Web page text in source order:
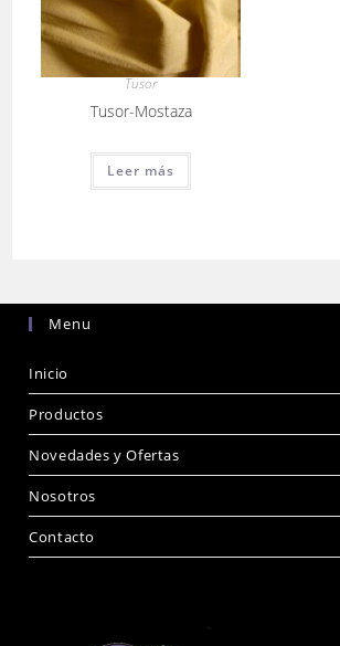
Tusor
Tusor-Mostaza
Leer más
Menu
Inicio
Productos
Novedades y Ofertas
Nosotros
Contacto